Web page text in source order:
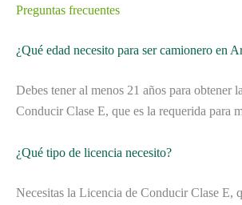
Preguntas frecuentes
¿Qué edad necesito para ser camionero en
Debes tener al menos 21 años para obtener
Conducir Clase E, que es la requerida para
¿Qué tipo de licencia necesito?
Necesitas la Licencia de Conducir Clase E,